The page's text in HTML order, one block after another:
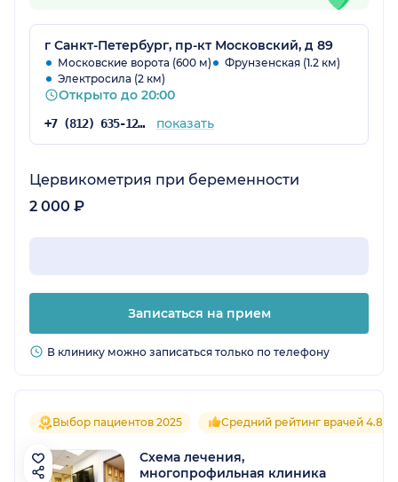
г Санкт-Петербург, пр-кт Московский, д 89
Московские ворота (600 м)
Фрунзенская (1.2 км)
Электросила (2 км)
Открыто до 20:00
+7 (812) 635-12-87 показать
Цервикометрия при беременности
2 000 ₽
Записаться на прием
В клинику можно записаться только по телефону
Выбор пациентов 2025 Средний рейтинг врачей 4.8
Схема лечения,
многопрофильная клиника